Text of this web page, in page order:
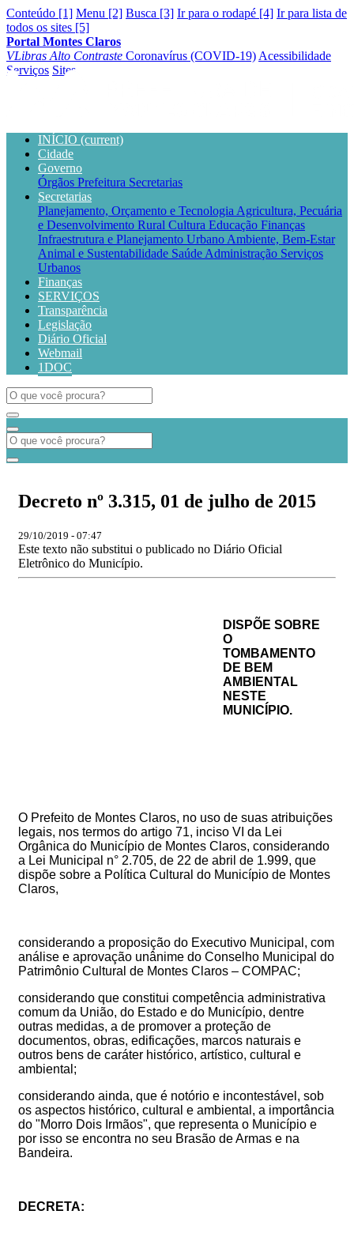
Conteúdo [1] Menu [2] Busca [3] Ir para o rodapé [4] Ir para lista de
todos os sites [5]
Portal Montes Claros
VLibras Alto Contraste Coronavírus (COVID-19) Acessibilidade
Serviços Sites
INÍCIO (current)
Cidade
Governo
Órgãos Prefeitura Secretarias
Secretarias
Planejamento, Orçamento e Tecnologia Agricultura, Pecuária
e Desenvolvimento Rural Cultura Educação Finanças
Infraestrutura e Planejamento Urbano Ambiente, Bem-Estar
Animal e Sustentabilidade Saúde Administração Serviços
Urbanos
Finanças
SERVIÇOS
Transparência
Legislação
Diário Oficial
Webmail
1DOC
Decreto nº 3.315, 01 de julho de 2015
29/10/2019 - 07:47
Este texto não substitui o publicado no Diário Oficial
Eletrônico do Município.
DISPÕE SOBRE
O
TOMBAMENTO
DE BEM
AMBIENTAL
NESTE
MUNICÍPIO.
O Prefeito de Montes Claros, no uso de suas atribuições
legais, nos termos do artigo 71, inciso VI da Lei
Orgânica do Município de Montes Claros, considerando
a Lei Municipal n° 2.705, de 22 de abril de 1.999, que
dispõe sobre a Política Cultural do Município de Montes
Claros,
considerando a proposição do Executivo Municipal, com
análise e aprovação unânime do Conselho Municipal do
Patrimônio Cultural de Montes Claros – COMPAC;
considerando que constitui competência administrativa
comum da União, do Estado e do Município, dentre
outras medidas, a de promover a proteção de
documentos, obras, edificações, marcos naturais e
outros bens de caráter histórico, artístico, cultural e
ambiental;
considerando ainda, que é notório e incontestável, sob
os aspectos histórico, cultural e ambiental, a importância
do "Morro Dois Irmãos", que representa o Município e
por isso se encontra no seu Brasão de Armas e na
Bandeira.
DECRETA: